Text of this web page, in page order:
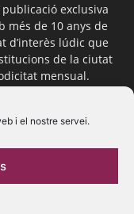
i el nostre servei.
exclusiva
més de 10 anys de
d’interès lúdic que
de la ciutat
mensual.